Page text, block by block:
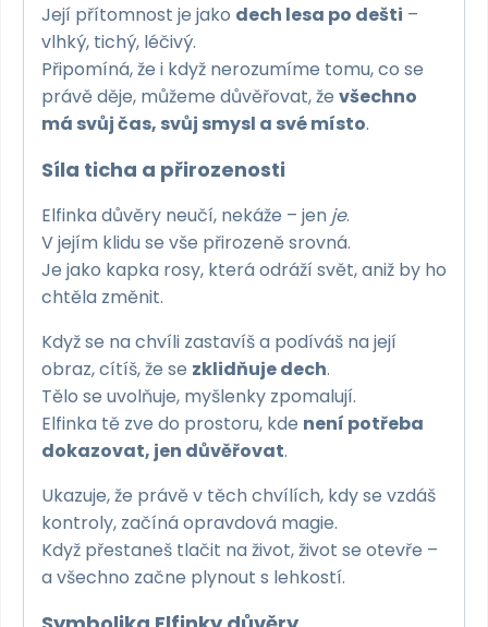
Její přítomnost je jako dech lesa po dešti –
vlhký, tichý, léčivý.
Připomíná, že i když nerozumíme tomu, co se
právě děje, můžeme důvěřovat, že všechno
má svůj čas, svůj smysl a své místo.
Síla ticha a přirozenosti
Elfinka důvěry neučí, nekáže – jen je.
V jejím klidu se vše přirozeně srovná.
Je jako kapka rosy, která odráží svět, aniž by ho
chtěla změnit.
Když se na chvíli zastavíš a podíváš na její
obraz, cítíš, že se zklidňuje dech.
Tělo se uvolňuje, myšlenky zpomalují.
Elfinka tě zve do prostoru, kde není potřeba
dokazovat, jen důvěřovat.
Ukazuje, že právě v těch chvílích, kdy se vzdáš
kontroly, začíná opravdová magie.
Když přestaneš tlačit na život, život se otevře –
a všechno začne plynout s lehkostí.